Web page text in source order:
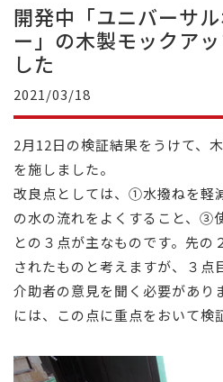
開発中「ユニバーサ
ー」の木製モックア
した
2021/03/18
2月12日の検証結果をうけて、
を施しました。
改良点としては、①水撥ねを軽
の水の流れをよくすること、③
との３点が主なものです。先の
されたものと考えますが、３点
介助者の意見を聞く必要があり
には、この点に重点をおいて検